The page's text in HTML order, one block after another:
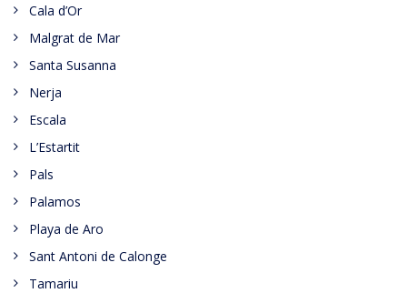
Cala d’Or
Malgrat de Mar
Santa Susanna
Nerja
Escala
L’Estartit
Pals
Palamos
Playa de Aro
Sant Antoni de Calonge
Tamariu